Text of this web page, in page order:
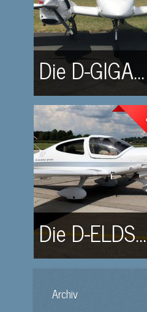
Die D-GIGA...
Die D-ELDS...
Archiv